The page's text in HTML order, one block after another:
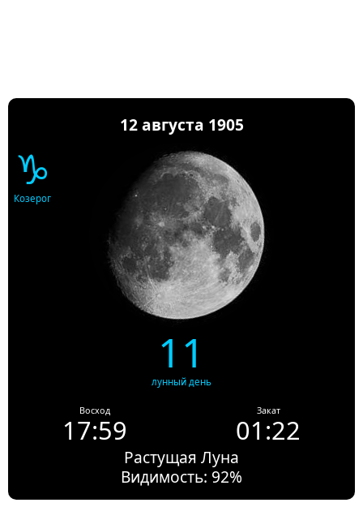
12 августа 1905
♑
Козерог
11
лунный день
Восход
17:59
Закат
01:22
Растущая Луна
Видимость: 92%